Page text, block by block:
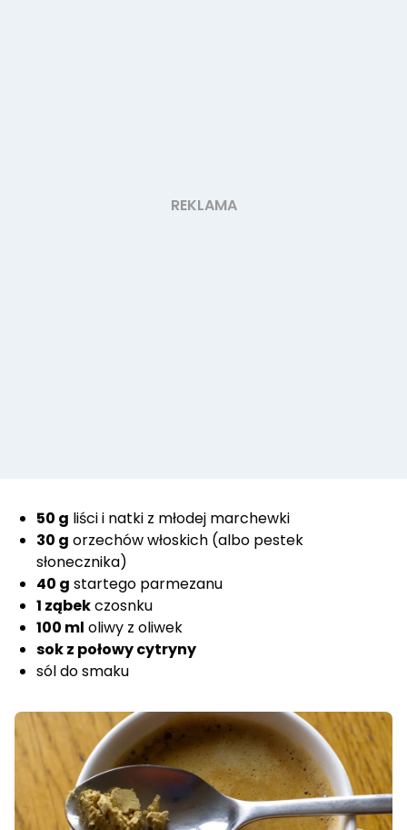
50 g liści i natki z młodej marchewki
30 g orzechów włoskich (albo pestek
słonecznika)
40 g startego parmezanu
1 ząbekczosnku
100 ml oliwy z oliwek
sok z połowy cytryny
sól do smaku